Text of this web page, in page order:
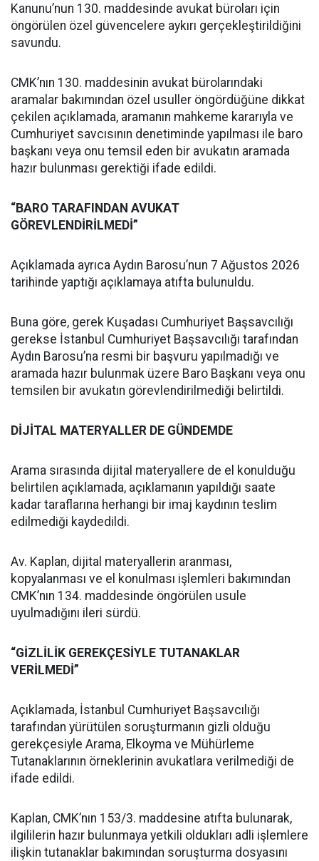
Kanunu’nun 130. maddesinde avukat büroları için
öngörülen özel güvencelere aykırı gerçekleştirildiğini
savundu.
CMK’nın 130. maddesinin avukat bürolarındaki
aramalar bakımından özel usuller öngördüğüne dikkat
çekilen açıklamada, aramanın mahkeme kararıyla ve
Cumhuriyet savcısının denetiminde yapılması ile baro
başkanı veya onu temsil eden bir avukatın aramada
hazır bulunması gerektiği ifade edildi.
“BARO TARAFINDAN AVUKAT
GÖREVLENDİRİLMEDİ”
Açıklamada ayrıca Aydın Barosu’nun 7 Ağustos 2026
tarihinde yaptığı açıklamaya atıfta bulunuldu.
Buna göre, gerek Kuşadası Cumhuriyet Başsavcılığı
gerekse İstanbul Cumhuriyet Başsavcılığı tarafından
Aydın Barosu’na resmi bir başvuru yapılmadığı ve
aramada hazır bulunmak üzere Baro Başkanı veya onu
temsilen bir avukatın görevlendirilmediği belirtildi.
DİJİTAL MATERYALLER DE GÜNDEMDE
Arama sırasında dijital materyallere de el konulduğu
belirtilen açıklamada, açıklamanın yapıldığı saate
kadar taraflarına herhangi bir imaj kaydının teslim
edilmediği kaydedildi.
Av. Kaplan, dijital materyallerin aranması,
kopyalanması ve el konulması işlemleri bakımından
CMK’nın 134. maddesinde öngörülen usule
uyulmadığını ileri sürdü.
“GİZLİLİK GEREKÇESİYLE TUTANAKLAR
VERİLMEDİ”
Açıklamada, İstanbul Cumhuriyet Başsavcılığı
tarafından yürütülen soruşturmanın gizli olduğu
gerekçesiyle Arama, Elkoyma ve Mühürleme
Tutanaklarının örneklerinin avukatlara verilmediği de
ifade edildi.
Kaplan, CMK’nın 153/3. maddesine atıfta bulunarak,
ilgililerin hazır bulunmaya yetkili oldukları adli işlemlere
ilişkin tutanaklar bakımından soruşturma dosyasını